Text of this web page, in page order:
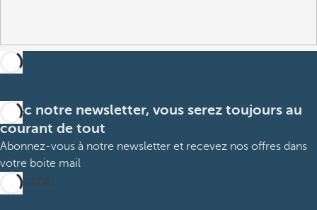
Avec notre newsletter, vous serez toujours au
courant de tout
Abonnez-vous à notre newsletter et recevez nos offres dans
votre boite mail
M’abonner